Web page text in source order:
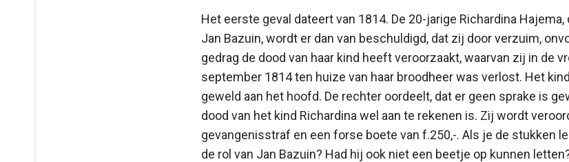
Het eerste geval dateert van 1814. De 20-jarige Richardina
Jan Bazuin, wordt er dan van beschuldigd, dat zij door verzuim,
gedrag de dood van haar kind heeft veroorzaakt, waarvan zij in de
september 1814 ten huize van haar broodheer was verlost. Het
geweld aan het hoofd. De rechter oordeelt, dat er geen sprake is
dood van het kind Richardina wel aan te rekenen is. Zij wordt
gevangenisstraf en een forse boete van f.250,-. Als je de stukken
de rol van Jan Bazuin? Had hij ook niet een beetje op kunnen